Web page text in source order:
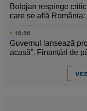
Bolojan respinge
care se află România:
16:56
Guvernul lansează
acasă”. Finanțări de